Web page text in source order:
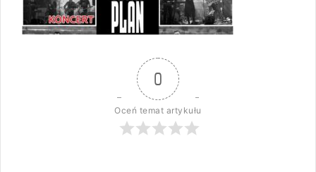
0
Oceń temat artykułu